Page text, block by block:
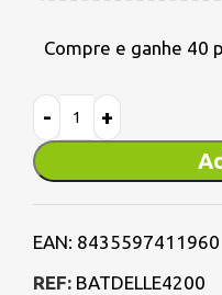
Compre e ganhe 40
EAN: 8435597411960
REF: BATDELLE4200